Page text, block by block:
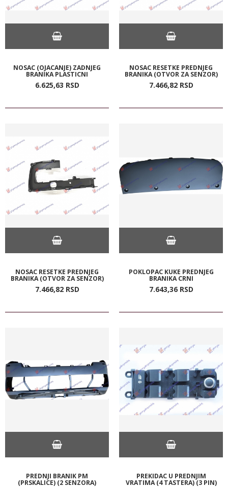
NOSAC (OJACANJE) ZADNJEG
BRANIKA PLASTICNI
6.625,63 RSD
NOSAC RESETKE PREDNJEG
BRANIKA (OTVOR ZA SENZOR)
7.466,82 RSD
NOSAC RESETKE PREDNJEG
BRANIKA (OTVOR ZA SENZOR)
7.466,82 RSD
POKLOPAC KUKE PREDNJEG
BRANIKA CRNI
7.643,36 RSD
PREDNJI BRANIK PM
(PRSKALICE) (2 SENZORA)
PREKIDAC U PREDNJIM
VRATIMA (4 TASTERA) (3 PIN)